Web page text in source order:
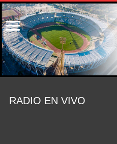
RADIO EN VIVO